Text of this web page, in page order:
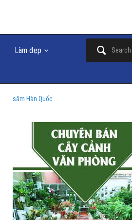
Làm đẹp
sâm Hàn Quốc